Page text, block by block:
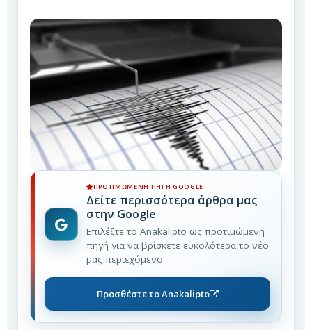
ΠΡΟΤΙΜΏΜΕΝΗ ΠΗΓΉ GOOGLE
Δείτε περισσότερα άρθρα μας
στην Google
Επιλέξτε το Anakalipto ως προτιμώμενη
πηγή για να βρίσκετε ευκολότερα το νέο
μας περιεχόμενο.
Προσθέστε το Anakalipto